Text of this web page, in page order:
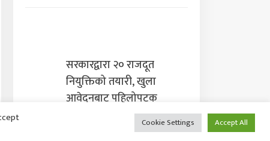
सरकारद्वारा २० राजदूत
नियुक्तिको तयारी, खुला
आवेदनबाट पहिलोपटक
मङ्गलबार १९ साउन, २०८३
Cookie Settings Accept All